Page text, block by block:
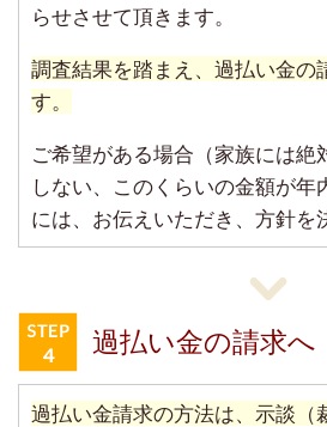
らせさせて頂きます。
調査結果を踏まえ、過払い金の
す。
ご希望がある場合（家族には絶
しない、このくらいの金額が年
には、お伝えいただき、方針を
過払い金の請求へ
過払い金請求の方法は、示談（